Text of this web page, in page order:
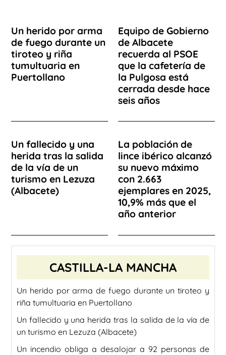
Un herido por arma
de fuego durante un
tiroteo y riña
tumultuaria en
Puertollano
Equipo de Gobierno
de Albacete
recuerda al PSOE
que la cafetería de
la Pulgosa está
cerrada desde hace
seis años
Un fallecido y una
herida tras la salida
de la vía de un
turismo en Lezuza
(Albacete)
La población de
lince ibérico alcanzó
su nuevo máximo
con 2.663
ejemplares en 2025,
10,9% más que el
año anterior
CASTILLA-LA MANCHA
Un herido por arma de fuego durante un tiroteo y
riña tumultuaria en Puertollano
Un fallecido y una herida tras la salida de la vía de
un turismo en Lezuza (Albacete)
Un incendio obliga a desalojar a 92 personas de